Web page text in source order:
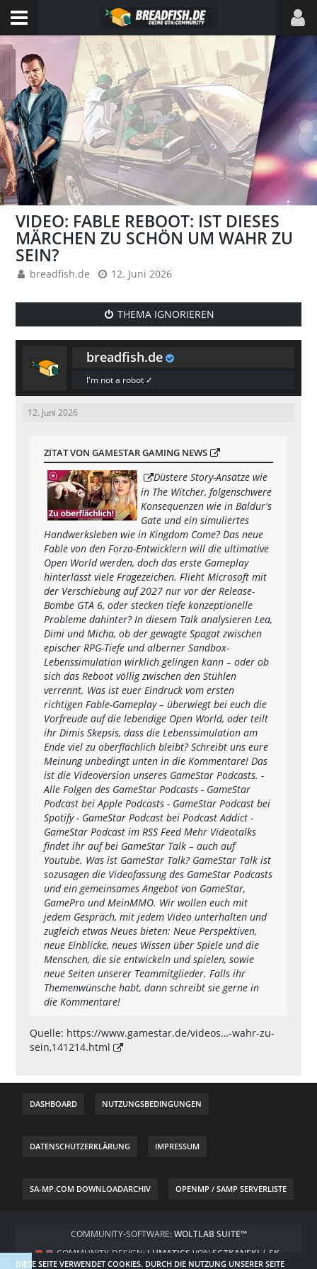
VIDEO: FABLE REBOOT: IST DIESES
MÄRCHEN ZU SCHÖN UM WAHR ZU
SEIN?
breadfish.de 12. Juni 2026
THEMA IGNORIEREN
breadfish.de
I'm not a robot ✓
12. Juni 2026
ZITAT VON GAMESTAR GAMING NEWS
Düstere Story-Ansätze wie
in The Witcher, folgenschwere
Konsequenzen wie in Baldur's
Gate und ein simuliertes
Handwerksleben wie in Kingdom Come? Das neue
Fable von den Forza-Entwicklern will die ultimative
Open World werden, doch das erste Gameplay
hinterlässt viele Fragezeichen. Flieht Microsoft mit
der Verschiebung auf 2027 nur vor der Release-
Bombe GTA 6, oder stecken tiefe konzeptionelle
Probleme dahinter? In diesem Talk analysieren Lea,
Dimi und Micha, ob der gewagte Spagat zwischen
epischer RPG-Tiefe und alberner Sandbox-
Lebenssimulation wirklich gelingen kann – oder ob
sich das Reboot völlig zwischen den Stühlen
verrennt. Was ist euer Eindruck vom ersten
richtigen Fable-Gameplay – überwiegt bei euch die
Vorfreude auf die lebendige Open World, oder teilt
ihr Dimis Skepsis, dass die Lebenssimulation am
Ende viel zu oberflächlich bleibt? Schreibt uns eure
Meinung unbedingt unten in die Kommentare! Das
ist die Videoversion unseres GameStar Podcasts. -
Alle Folgen des GameStar Podcasts - GameStar
Podcast bei Apple Podcasts - GameStar Podcast bei
Spotify - GameStar Podcast bei Podcast Addict -
GameStar Podcast im RSS Feed Mehr Videotalks
findet ihr auf bei GameStar Talk – auch auf
Youtube. Was ist GameStar Talk? GameStar Talk ist
sozusagen die Videofassung des GameStar Podcasts
und ein gemeinsames Angebot von GameStar,
GamePro und MeinMMO. Wir wollen euch mit
jedem Gespräch, mit jedem Video unterhalten und
zugleich etwas Neues bieten: Neue Perspektiven,
neue Einblicke, neues Wissen über Spiele und die
Menschen, die sie entwickeln und spielen, sowie
neue Seiten unserer Teammitglieder. Falls ihr
Themenwünsche habt, dann schreibt sie gerne in
die Kommentare!
Quelle: https://www.gamestar.de/videos…-wahr-zu-
sein,141214.html
DASHBOARD NUTZUNGSBEDINGUNGEN
DATENSCHUTZERKLÄRUNG IMPRESSUM
SA-MP.COM DOWNLOADARCHIV OPENMP / SAMP SERVERLISTE
COMMUNITY-SOFTWARE:WOLTLAB SUITE™
COMMUNITY-DESIGN: LUMATICS VON SGTKANEKI | SK-
DESIGNZ.DE
DIESE SEITE VERWENDET COOKIES. DURCH DIE NUTZUNG UNSERER SEITE